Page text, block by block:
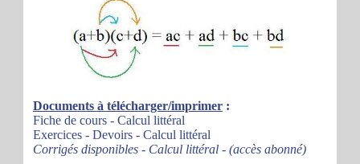
Documents à télécharger/imprimer :
Fiche de cours - Calcul littéral
Exercices - Devoirs - Calcul littéral
Corrigés disponibles - Calcul littéral - (accès abonné)